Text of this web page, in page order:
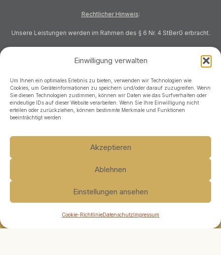
Einwilligung verwalten
Um Ihnen ein optimales Erlebnis zu bieten, verwenden wir Technologien wie
Cookies, um Geräteinformationen zu speichern und/oder darauf zuzugreifen. Wenn
Sie diesen Technologien zustimmen, können wir Daten wie das Surfverhalten oder
eindeutige IDs auf dieser Website verarbeiten. Wenn Sie Ihre Einwilligung nicht
erteilen oder zurückziehen, können bestimmte Merkmale und Funktionen
beeinträchtigt werden
Akzeptieren
Ablehnen
Einstellungen ansehen
Cookie-RichtlinieDatenschutzImpressum
Rechtlicher Hinweis:
Unsere Leistungen werden im Rahmen des § 6 Nr. 4 StBerG erbracht.
AGB
Datenschutz
Kontakt